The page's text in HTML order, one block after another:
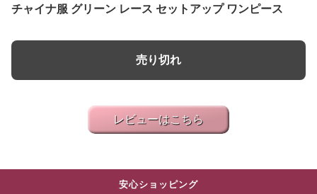
チャイナ服 グリーン レース セットアップ ワンピース
売り切れ
レビューはこちら
安心ショッピング